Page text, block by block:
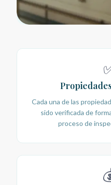
Cada una de las
sido verificada de
proceso de